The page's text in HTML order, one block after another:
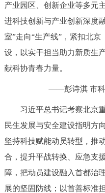
产业园区、创新企业等多元
进科技创新与产业创新深度
室”走向“生产线”，紧扣北
设，以实干担当助力新质生
献科协青春力量。
——彭诗淇 市科
习近平总书记考察北京重
民生发展与安全建设指明方
坚持科技赋能动员转型，推
合，提升平战转换、应急支
障，把动员建设融入首都治
展的坚固防线；以首善标准